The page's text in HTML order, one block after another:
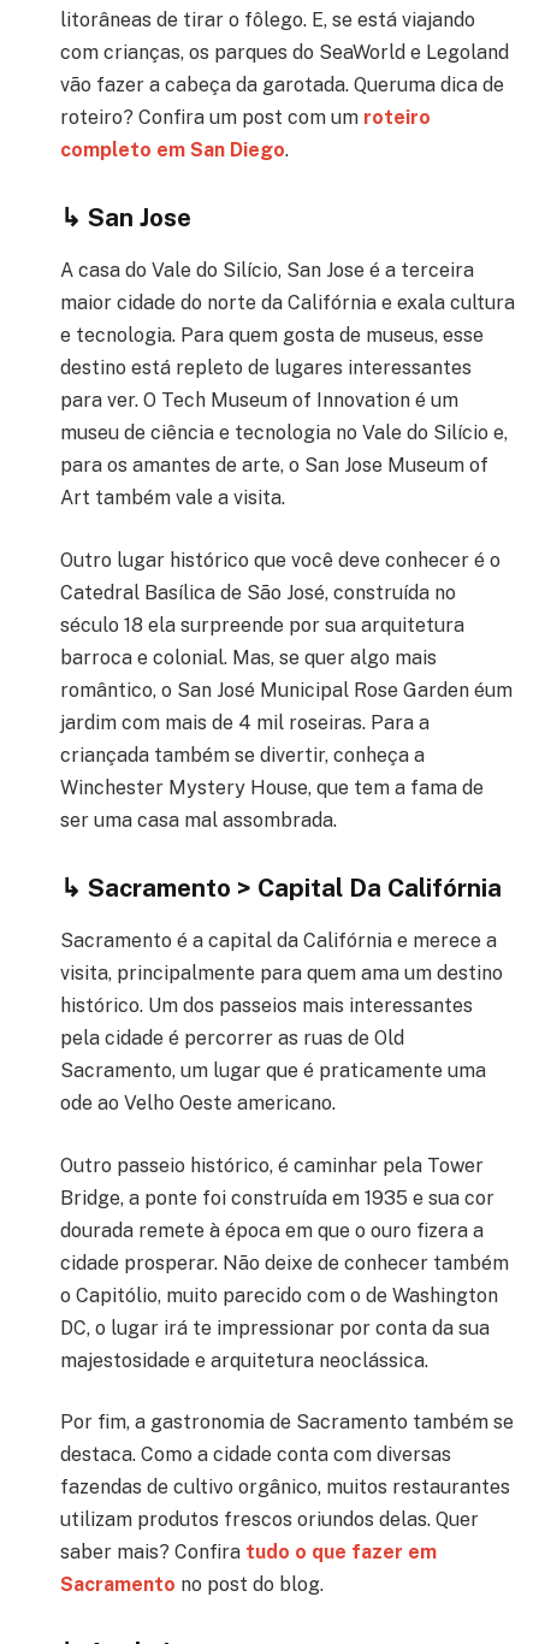
litorâneas de tirar o fôlego. E, se está viajando
com crianças, os parques do SeaWorld e Legoland
vão fazer a cabeça da garotada. Queruma dica de
roteiro? Confira um post com um roteiro
completo em San Diego.
↳ San Jose
A casa do Vale do Silício, San Jose é a terceira
maior cidade do norte da Califórnia e exala cultura
e tecnologia. Para quem gosta de museus, esse
destino está repleto de lugares interessantes
para ver. O Tech Museum of Innovation é um
museu de ciência e tecnologia no Vale do Silício e,
para os amantes de arte, o San Jose Museum of
Art também vale a visita.
Outro lugar histórico que você deve conhecer é o
Catedral Basílica de São José, construída no
século 18 ela surpreende por sua arquitetura
barroca e colonial. Mas, se quer algo mais
romântico, o San José Municipal Rose Garden éum
jardim com mais de 4 mil roseiras. Para a
criançada também se divertir, conheça a
Winchester Mystery House, que tem a fama de
ser uma casa mal assombrada.
↳ Sacramento > Capital Da Califórnia
Sacramento é a capital da Califórnia e merece a
visita, principalmente para quem ama um destino
histórico. Um dos passeios mais interessantes
pela cidade é percorrer as ruas de Old
Sacramento, um lugar que é praticamente uma
ode ao Velho Oeste americano.
Outro passeio histórico, é caminhar pela Tower
Bridge, a ponte foi construída em 1935 e sua cor
dourada remete à época em que o ouro fizera a
cidade prosperar. Não deixe de conhecer também
o Capitólio, muito parecido com o de Washington
DC, o lugar irá te impressionar por conta da sua
majestosidade e arquitetura neoclássica.
Por fim, a gastronomia de Sacramento também se
destaca. Como a cidade conta com diversas
fazendas de cultivo orgânico, muitos restaurantes
utilizam produtos frescos oriundos delas. Quer
saber mais? Confira tudo o que fazer em
Sacramento no post do blog.